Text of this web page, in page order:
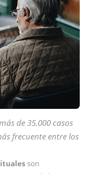
de 35.000 casos
frecuente entre los
son